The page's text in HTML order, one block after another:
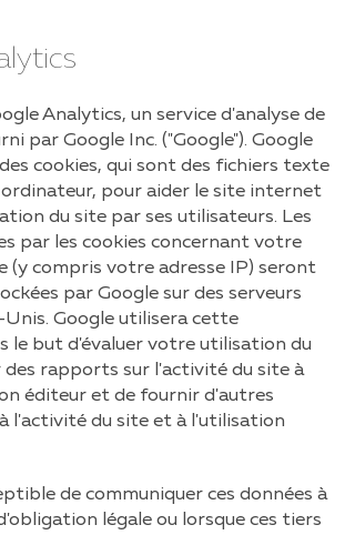
Analytics, un service d'analyse de
par Google Inc. ("Google"). Google
cookies, qui sont des fichiers texte
pour aider le site internet
du site par ses utilisateurs. Les
par les cookies concernant votre
(y compris votre adresse IP) seront
par Google sur des serveurs
Google utilisera cette
le but d'évaluer votre utilisation du
des rapports sur l'activité du site à
éditeur et de fournir d'autres
l'activité du site et à l'utilisation
de communiquer ces données à
légale ou lorsque ces tiers